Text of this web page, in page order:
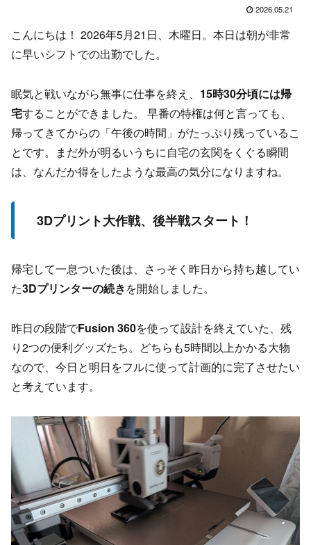
2026.05.21
こんにちは！ 2026年5月21日、木曜日。本日は朝が非常
に早いシフトでの出勤でした。
眠気と戦いながら無事に仕事を終え、 15時30分頃には帰
宅することができました。 早番の特権は何と言っても、
帰ってきてからの「午後の時間」がたっぷり残っているこ
とです。まだ外が明るいうちに自宅の玄関をくぐる瞬間
は、なんだか得をしたような最高の気分になりますね。
3Dプリント大作戦、後半戦スタート！
帰宅して一息ついた後は、さっそく昨日から持ち越してい
た3Dプリンターの続きを開始しました。
昨日の段階でFusion 360を使って設計を終えていた、残
り2つの便利グッズたち。どちらも5時間以上かかる大物
なので、今日と明日をフルに使って計画的に完了させたい
と考えています。